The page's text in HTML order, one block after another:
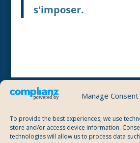
Manage Consent
To provide the best experiences, we use
store and/or access device information.
technologies will allow us to process data
s'imposer.
Menu
A propos